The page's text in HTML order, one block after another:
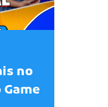
no
Game